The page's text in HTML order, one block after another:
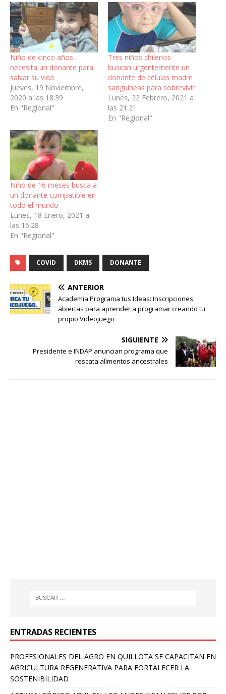
Niño de cinco años
necesita un donante para
salvar su vida
Jueves, 19 Noviembre,
2020 a las 18:39
En "Regional"
Tres niños chilenos
buscan urgentemente un
donante de células madre
sanguíneas para sobrevivir
Lunes, 22 Febrero, 2021 a
las 21:21
En "Regional"
Niño de 16 meses busca a
un donante compatible en
todo el mundo
Lunes, 18 Enero, 2021 a
las 15:28
En "Regional"
COVID DKMS DONANTE
ANTERIOR
Academia Programa tus Ideas: Inscripciones
abiertas para aprender a programar creando tu
propio Videojuego
SIGUIENTE
Presidente e INDAP anuncian programa que
rescata alimentos ancestrales
ENTRADAS RECIENTES
PROFESIONALES DEL AGRO EN QUILLOTA SE CAPACITAN EN
AGRICULTURA REGENERATIVA PARA FORTALECER LA
SOSTENIBILIDAD